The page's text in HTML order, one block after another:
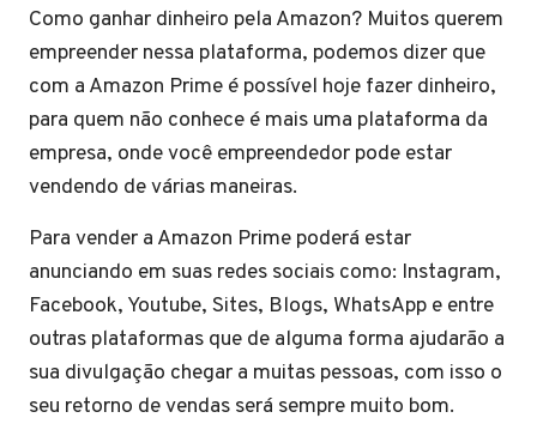
Como ganhar dinheiro pela Amazon? Muitos querem
empreender nessa plataforma, podemos dizer que
com a Amazon Prime é possível hoje fazer dinheiro,
para quem não conhece é mais uma plataforma da
empresa, onde você empreendedor pode estar
vendendo de várias maneiras.
Para vender a Amazon Prime poderá estar
anunciando em suas redes sociais como: Instagram,
Facebook, Youtube, Sites, Blogs, WhatsApp e entre
outras plataformas que de alguma forma ajudarão a
sua divulgação chegar a muitas pessoas, com isso o
seu retorno de vendas será sempre muito bom.